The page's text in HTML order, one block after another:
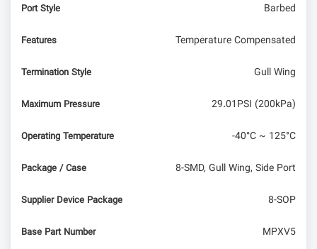
Port Style Barbed
Features Temperature Compensated
Termination Style Gull Wing
Maximum Pressure 29.01PSI (200kPa)
Operating Temperature -40°C ~ 125°C
Package / Case 8-SMD, Gull Wing, Side Port
Supplier Device Package 8-SOP
Base Part Number MPXV5